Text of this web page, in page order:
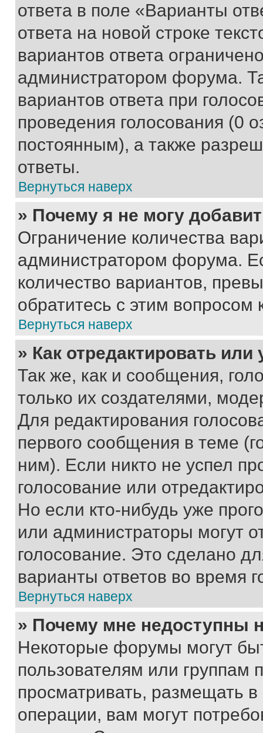
ответа в поле «Варианты
ответа на новой строке
вариантов ответа
администратором форума.
вариантов ответа при
проведения голосования (0
постоянным), а также
ответы.
Вернуться наверх
» Почему я не могу
Ограничение количества
администратором форума.
количество вариантов,
обратитесь с этим вопросом
Вернуться наверх
» Как отредактировать
Так же, как и сообщения,
только их создателями,
Для редактирования
первого сообщения в теме
ним). Если никто не успел
голосование или
Но если кто-нибудь уже
или администраторы могут
голосование. Это сделано
варианты ответов во время
Вернуться наверх
» Почему мне недоступны
Некоторые форумы могут
пользователям или группам
просматривать, размещать
операции, вам могут